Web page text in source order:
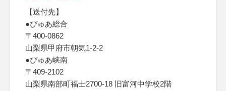
【送付先】
●ぴゅあ総合
〒400-0862
山梨県甲府市朝気1-2-2
●ぴゅあ峡南
〒409-2102
山梨県南部町福士2700-18 旧富河中学校2階